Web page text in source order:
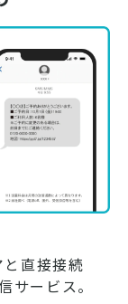
直接接続
サービス。